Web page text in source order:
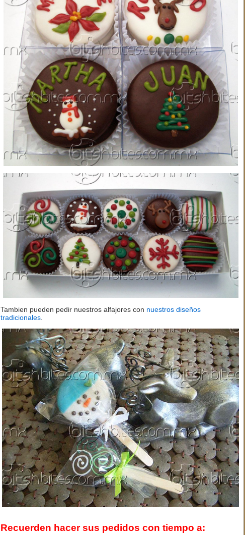
Tambien pueden pedir nuestros alfajores con nuestros diseños
tradicionales.
Recuerden hacer sus pedidos con tiempo a: